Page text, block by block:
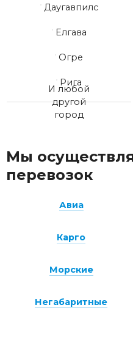
Даугавпилс
Елгава
Огре
Рига
И любой
другой
город
Мы
перевозок
Авиа
Карго
Морские
Негабаритные